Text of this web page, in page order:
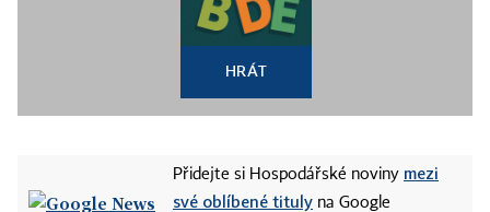
HRÁT
Přidejte si Hospodářské noviny mezi
své oblíbené tituly na Google